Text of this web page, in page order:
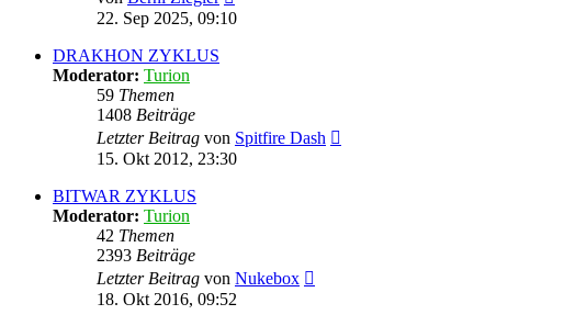
Beitrag
22. Sep 2025, 09:10
DRAKHON ZYKLUS
Moderator: Turion
59 Themen
1408 Beiträge
Letzter Beitrag von Spitfire Dash
15. Okt 2012, 23:30
BITWAR ZYKLUS
Moderator: Turion
42 Themen
2393 Beiträge
Letzter Beitrag von Nukebox
18. Okt 2016, 09:52